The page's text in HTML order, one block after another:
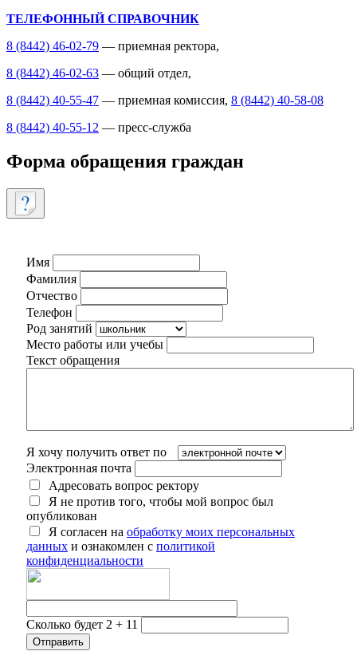
ТЕЛЕФОННЫЙ СПРАВОЧНИК
8 (8442) 46-02-79 — приемная ректора,
8 (8442) 46-02-63 — общий отдел,
8 (8442) 40-55-47 — приемная комиссия, 8 (8442) 40-58-08
8 (8442) 40-55-12 — пресс-служба
Форма обращения граждан
Имя
Фамилия
Отчество
Телефон
Род занятий
Место работы или учебы
Текст обращения
Я хочу получить ответ по
Электронная почта
Адресовать вопрос ректору
Я не против того, чтобы мой вопрос был
опубликован
Я согласен на обработку моих персональных
данных и ознакомлен с политикой
конфиденциальности
Сколько будет 2 + 11